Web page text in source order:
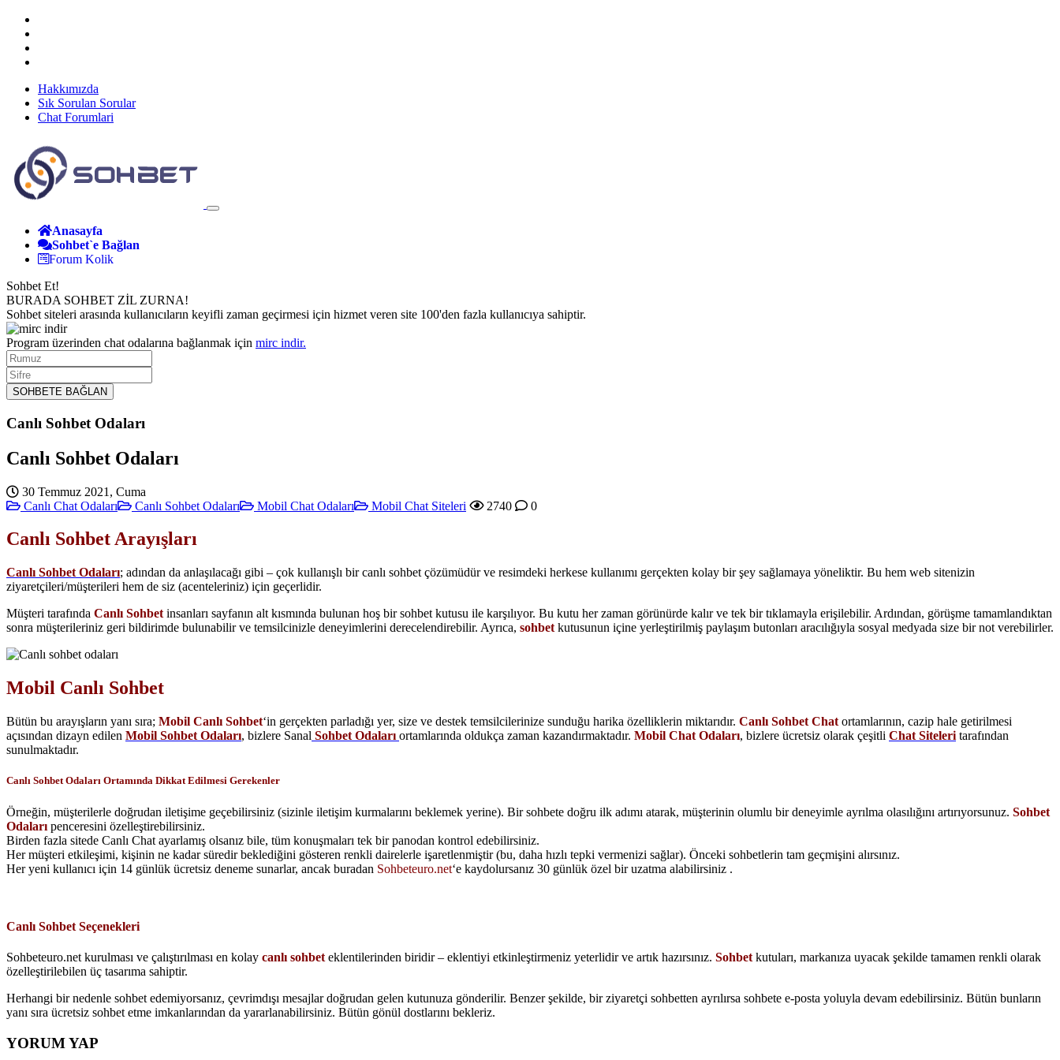
Hakkımızda
Sık Sorulan Sorular
Chat Forumlari
Anasayfa
Sohbet`e Bağlan
Forum Kolik
Sohbet Et!
BURADA SOHBET ZİL ZURNA!
Sohbet siteleri arasında kullanıcıların keyifli zaman geçirmesi için hizmet veren site 100'den fazla kullanıcıya sahiptir.
Program üzerinden chat odalarına bağlanmak için mirc indir.
Rumuz
Sifre
SOHBETE BAĞLAN
Canlı Sohbet Odaları
Canlı Sohbet Odaları
30 Temmuz 2021, Cuma
Canlı Chat Odaları
Canlı Sohbet Odaları Mobil Chat Odaları Mobil Chat Siteleri 2740 0
Canlı Sohbet Arayışları
Canlı Sohbet Odaları; adından da anlaşılacağı gibi – çok kullanışlı bir canlı sohbet çözümüdür ve resimdeki herkese kullanımı gerçekten kolay bir şey sağlamaya yöneliktir. Bu hem web sitenizin
ziyaretçileri/müşterileri hem de siz (acenteleriniz) için geçerlidir.
Müşteri tarafında Canlı Sohbet insanları sayfanın alt kısmında bulunan hoş bir sohbet kutusu ile karşılıyor. Bu kutu her zaman görünürde kalır ve tek bir tıklamayla erişilebilir. Ardından, görüşme tamamlandıktan
sonra müşterileriniz geri bildirimde bulunabilir ve temsilcinizle deneyimlerini derecelendirebilir. Ayrıca, sohbet kutusunun içine yerleştirilmiş paylaşım butonları aracılığıyla sosyal medyada size bir not verebilirler.
Mobil Canlı Sohbet
Bütün bu arayışların yanı sıra; Mobil Canlı Sohbet‘in gerçekten parladığı yer, size ve destek temsilcilerinize sunduğu harika özelliklerin miktarıdır. Canlı Sohbet Chat ortamlarının, cazip hale getirilmesi
açısından dizayn edilen Mobil Sohbet Odaları, bizlere Sanal Sohbet Odaları ortamlarında oldukça zaman kazandırmaktadır. Mobil Chat Odaları, bizlere ücretsiz olarak çeşitli Chat Siteleri tarafından
sunulmaktadır.
Canlı Sohbet Odaları Ortamında Dikkat Edilmesi Gerekenler
Örneğin, müşterilerle doğrudan iletişime geçebilirsiniz (sizinle iletişim kurmalarını beklemek yerine). Bir sohbete doğru ilk adımı atarak, müşterinin olumlu bir deneyimle ayrılma olasılığını artırıyorsunuz. Sohbet
Odaları penceresini özelleştirebilirsiniz.
Birden fazla sitede Canlı Chat ayarlamış olsanız bile, tüm konuşmaları tek bir panodan kontrol edebilirsiniz.
Her müşteri etkileşimi, kişinin ne kadar süredir beklediğini gösteren renkli dairelerle işaretlenmiştir (bu, daha hızlı tepki vermenizi sağlar). Önceki sohbetlerin tam geçmişini alırsınız.
Her yeni kullanıcı için 14 günlük ücretsiz deneme sunarlar, ancak buradan Sohbeteuro.net‘e kaydolursanız 30 günlük özel bir uzatma alabilirsiniz .
Canlı Sohbet Seçenekleri
Sohbeteuro.net kurulması ve çalıştırılması en kolay canlı sohbet eklentilerinden biridir – eklentiyi etkinleştirmeniz yeterlidir ve artık hazırsınız. Sohbet kutuları, markanıza uyacak şekilde tamamen renkli olarak
özelleştirilebilen üç tasarıma sahiptir.
Herhangi bir nedenle sohbet edemiyorsanız, çevrimdışı mesajlar doğrudan gelen kutunuza gönderilir. Benzer şekilde, bir ziyaretçi sohbetten ayrılırsa sohbete e-posta yoluyla devam edebilirsiniz. Bütün bunların
yanı sıra ücretsiz sohbet etme imkanlarından da yararlanabilirsiniz. Bütün gönül dostlarını bekleriz.
YORUM YAP